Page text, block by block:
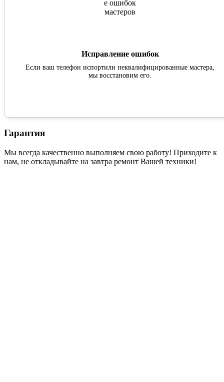
Исправление ошибок
Если ваш телефон испортили неквалифицированные мастера,
мы восстановим его.
Гарантия
Мы всегда качественно выполняем свою работу! Приходите к
нам, не откладывайте на завтра ремонт Вашей техники!